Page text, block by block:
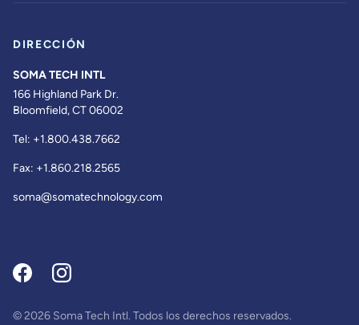
DIRECCIÓN
SOMA TECH INTL
166 Highland Park Dr.
Bloomfield, CT 06002
Tel: +1.800.438.7662
Fax: +1.860.218.2565
soma@somatechnology.com
© 2026 Soma Tech Intl. Todos los derechos reservados.